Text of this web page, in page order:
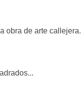
obra de arte callejera.